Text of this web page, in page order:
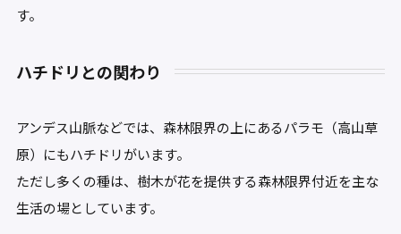
す。
ハチドリとの関わり
アンデス山脈などでは、森林限界の上にあるパラモ（高山草
原）にもハチドリがいます。
ただし多くの種は、樹木が花を提供する森林限界付近を主な
生活の場としています。